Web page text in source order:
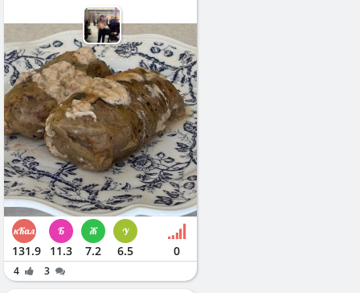
131.9 11.3 7.2 6.5 0
4 3